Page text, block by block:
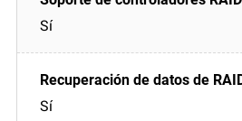
Sí
Sí